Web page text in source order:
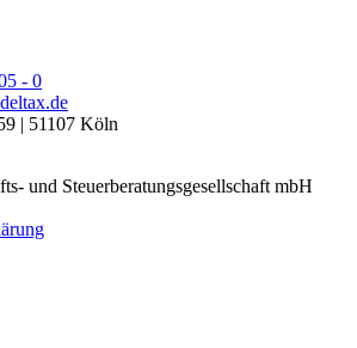
- 0
| 51107 Köln
und Steuerberatungsgesellschaft mbH